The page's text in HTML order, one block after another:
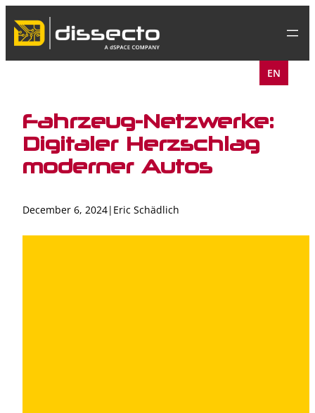
content
EN
Fahrzeug-Netzwerke:
Digitaler Herzschlag
moderner Autos
December 6, 2024| Eric Schädlich